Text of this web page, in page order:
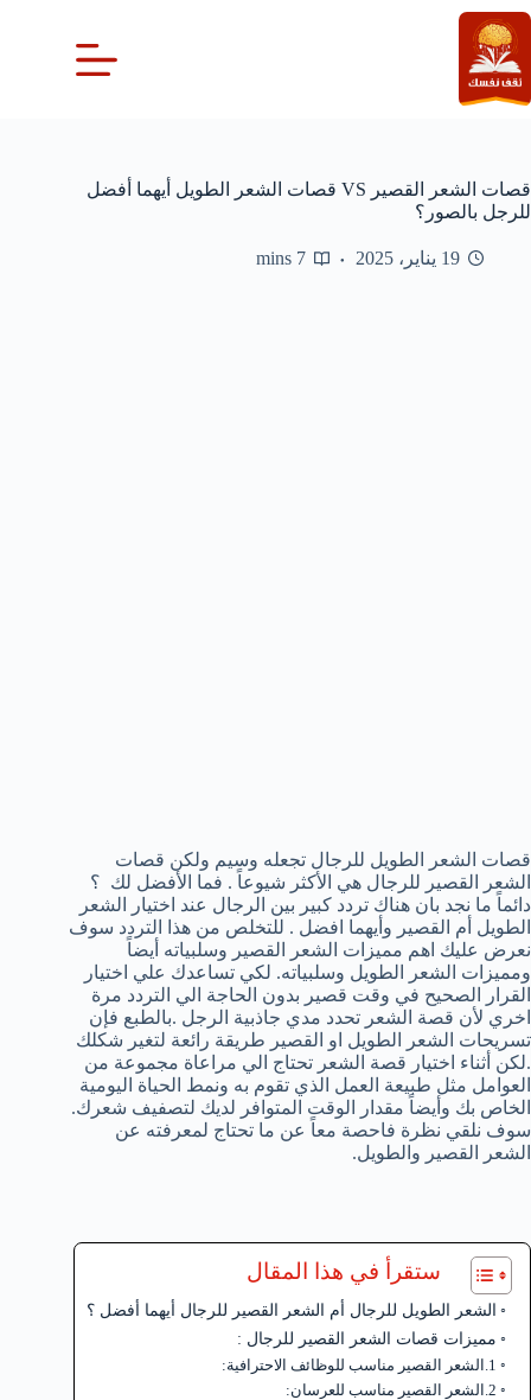
التجاوز
إلى
المحتوى
قصات الشعر القصير VS قصات الشعر الطويل أيهما أفضل
للرجل بالصور؟
19 يناير، 2025 7 mins
قصات الشعر الطويل للرجال تجعله وسيم ولكن قصات
الشعر القصير للرجال هي الأكثر شيوعاً . فما الأفضل لك ؟
دائماً ما نجد بان هناك تردد كبير بين الرجال عند اختيار الشعر
الطويل أم القصير وأيهما افضل . للتخلص من هذا التردد سوف
نعرض عليك اهم مميزات الشعر القصير وسلبياته أيضاً
ومميزات الشعر الطويل وسلبياته. لكي تساعدك علي اختيار
القرار الصحيح في وقت قصير بدون الحاجة الي التردد مرة
اخري لأن قصة الشعر تحدد مدي جاذبية الرجل .بالطبع فإن
تسريحات الشعر الطويل او القصير طريقة رائعة لتغير شكلك
.لكن أثناء اختيار قصة الشعر تحتاج الي مراعاة مجموعة من
العوامل مثل طبيعة العمل الذي تقوم به ونمط الحياة اليومية
الخاص بك وأيضاً مقدار الوقت المتوافر لديك لتصفيف شعرك.
سوف نلقي نظرة فاحصة معاً عن ما تحتاج لمعرفته عن
الشعر القصير والطويل.
ستقرأ في هذا المقال
الشعر الطويل للرجال أم الشعر القصير للرجال أيهما أفضل ؟
مميزات قصات الشعر القصير للرجال :
1.الشعر القصير مناسب للوظائف الاحترافية:
2.الشعر القصير مناسب للعرسان: